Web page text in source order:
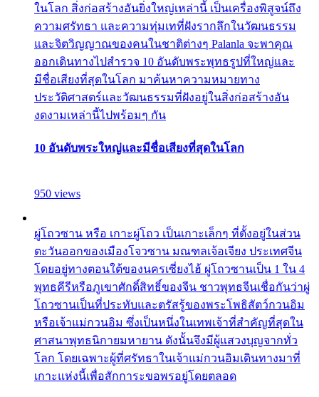
ในโลก สิ่งก่อสร้างอันยิ่งใหญ่เหล่านี้ เป็นเครื่องพิสูจน์ถึง
ความศรัทธา และความทุ่มเทที่ฝังรากลึกในวัฒนธรรม
และจิตวิญญาณของคนในชาติต่างๆ Palanla จะพาคุณ
ออกเดินทางไปสำรวจ 10 อันดับพระพุทธรูปที่ใหญ่และ
มีชื่อเสียงที่สุดในโลก มาค้นหาความหมายทาง
ประวัติศาสตร์และวัฒนธรรมที่ฝังอยู่ในสิ่งก่อสร้างอัน
งดงามเหล่านี้ไปพร้อมๆ กัน
10 อันดับพระใหญ่และมีชื่อเสียงที่สุดในโลก
950 views
ผู่โถวซาน หรือ เกาะผู่โถว เป็นเกาะเล็กๆ ที่ตั้งอยู่ในส่วน
ตะวันออกของเมืองโจวซาน มณฑลเจ้อเจียง ประเทศจีน
โดยอยู่ทางตอนใต้ของนครเซี่ยงไฮ้ ผู่โถวซานเป็น 1 ใน 4
พุทธคีรีหรือภูเขาศักดิ์สิทธิ์ของจีน ชาวพุทธจีนเชื่อกันว่าผู่
โถวซานเป็นที่ประทับและตรัสรู้ของพระโพธิสัตว์กวนอิม
หรือเจ้าแม่กวนอิม ซึ่งเป็นหนึ่งในเทพเจ้าที่สำคัญที่สุดใน
ศาสนาพุทธนิกายมหายาน ดังนั้นจึงมีผู้แสวงบุญจากทั่ว
โลก โดยเฉพาะผู้ที่ศรัทธาในเจ้าแม่กวนอิมเดินทางมาที่
เกาะแห่งนี้เพื่อสักการะขอพรอยู่โดยตลอด